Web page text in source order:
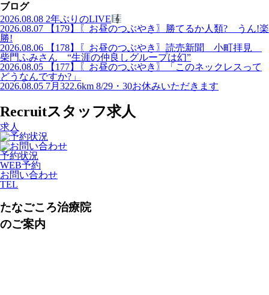
ブログ
2026.08.08 2年ぶりのLIVE
2026.08.07
【179】〖お昼のつぶやき〗勝てるか人類? うん!楽
勝!
2026.08.06
【178】〖お昼のつぶやき〗読売新聞 小町拝見
柴門ふみさん “生涯の仲良しグループは幻”
2026.08.05
【177】〖お昼のつぶやき〗「このネックレスって
どうなんですか?」
2026.08.05 7月322.6km 8/29・30お休みいただきます
Recruitスタッフ求人
求人
予約状況
WEB予約
お問い合わせ
TEL
たなごころ治療院
のご案内